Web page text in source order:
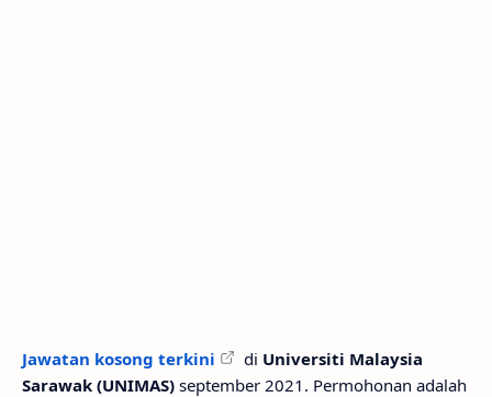
Jawatan kosong terkini di Universiti Malaysia
Sarawak (UNIMAS) september 2021. Permohonan adalah